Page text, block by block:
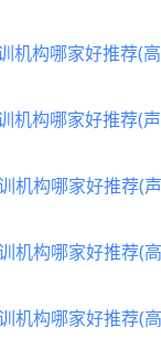
机构哪家好推荐(
机构哪家好推荐(
机构哪家好推荐(
机构哪家好推荐(
机构哪家好推荐(